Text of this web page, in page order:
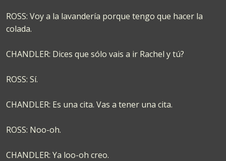
ROSS: Voy a la lavandería porque tengo que hacer la
colada.
CHANDLER: Dices que sólo vais a ir Rachel y tú?
ROSS: Sí.
CHANDLER: Es una cita. Vas a tener una cita.
ROSS: Noo-oh.
CHANDLER: Ya loo-oh creo.